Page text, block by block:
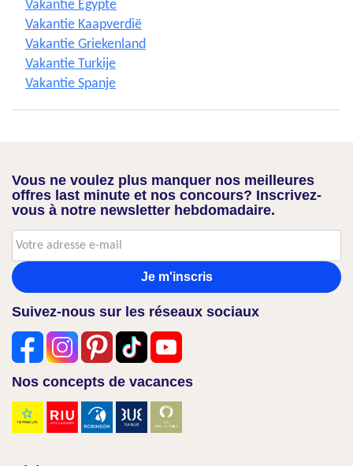
Vakantie Egypte
Vakantie Kaapverdië
Vakantie Griekenland
Vakantie Turkije
Vakantie Spanje
Vous ne voulez plus manquer nos meilleures
offres last minute et nos concours? Inscrivez-
vous à notre newsletter hebdomadaire.
Je m'inscris
Suivez-nous sur les réseaux sociaux
Nos concepts de vacances